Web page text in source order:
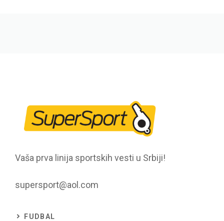
Vaša prva linija sportskih vesti u Srbiji!
supersport@aol.com
FUDBAL